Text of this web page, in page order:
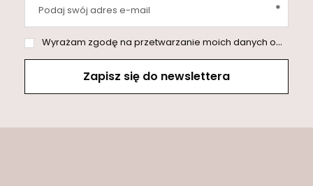
Podaj swój adres e-mail
Wyrażam zgodę na przetwarzanie moich danych osobowych (adres e-mail) na potrzeby wysyłki newslettera z informacją handlową (marketing). Więcej w
Zapisz się do newslettera